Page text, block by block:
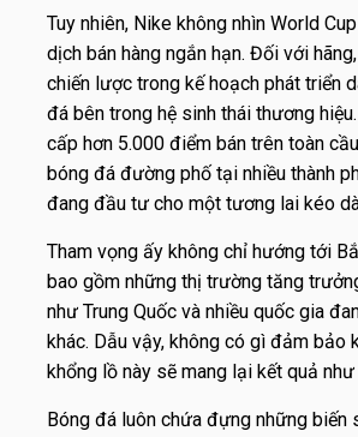
Tuy nhiên, Nike không nhìn World
dịch bán hàng ngắn hạn. Đối với
chiến lược trong kế hoạch phát triển
đá bên trong hệ sinh thái thương
cấp hơn 5.000 điểm bán trên toàn
bóng đá đường phố tại nhiều thành
đang đầu tư cho một tương lai kéo
Tham vọng ấy không chỉ hướng tới
bao gồm những thị trường tăng
như Trung Quốc và nhiều quốc gia
khác. Dẫu vậy, không có gì đảm bảo
khổng lồ này sẽ mang lại kết quả như
Bóng đá luôn chứa đựng những biến